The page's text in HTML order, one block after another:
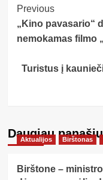
Post
Previous
„Kino pavasario“
nemokamas filmo
Turistus į
Daugiau
Aktualijos Birštonas
Birštone –